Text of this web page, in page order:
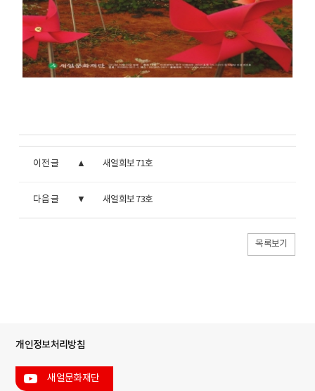
이전 글 새얼회보 71호
다음 글 새얼회보 73호
목록보기
개인정보처리방침
새얼문화재단